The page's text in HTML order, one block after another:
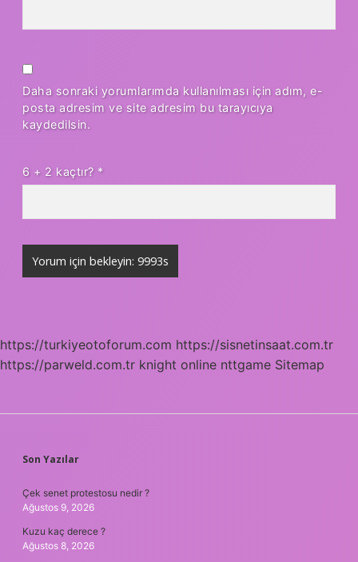
Daha sonraki yorumlarımda kullanılması için adım, e-
posta adresim ve site adresim bu tarayıcıya
kaydedilsin.
6 + 2 kaçtır? *
https://turkiyeotoforum.com https://sisnetinsaat.com.tr
https://parweld.com.tr knight online nttgame Sitemap
SIDEBAR
Son Yazılar
Çek senet protestosu nedir ?
Ağustos 9, 2026
Kuzu kaç derece ?
Ağustos 8, 2026